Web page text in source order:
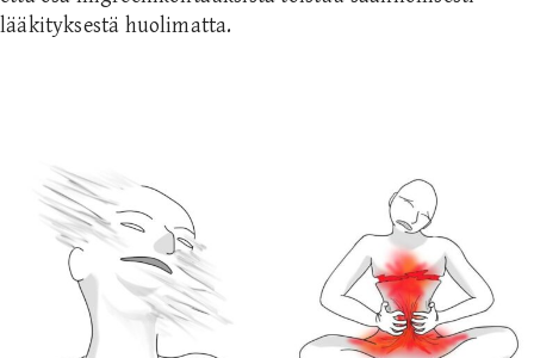
lääkityksestä huolimatta.